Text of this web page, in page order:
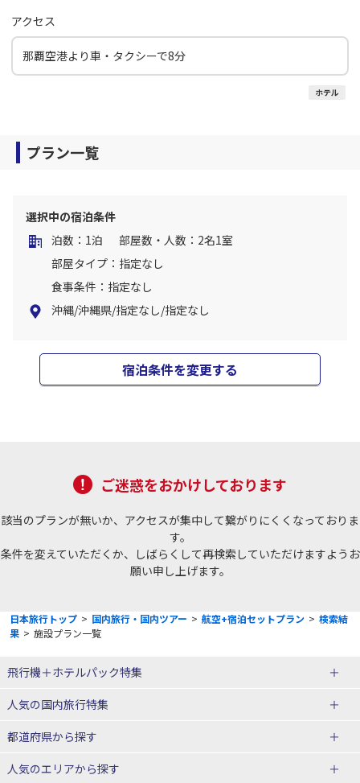
アクセス
那覇空港より車・タクシーで8分
ホテル
プラン一覧
選択中の宿泊条件
泊数：1泊
部屋数・人数：2名1室
部屋タイプ：指定なし
食事条件：指定なし
沖縄/沖縄県/指定なし/指定なし
宿泊条件を変更する
ご迷惑をおかけしております
該当のプランが無いか、アクセスが集中して繋がりにくくなっておりま
す。
条件を変えていただくか、しばらくして再検索していただけますようお
願い申し上げます。
日本旅行トップ > 国内旅行・国内ツアー > 航空+宿泊セットプラン > 検索結
果 > 施設プラン一覧
飛行機＋ホテルパック特集
赤い風船ダイナミックパッケージ
ＪＡＬで行く飛行機+ホテルパック
人気の国内旅行特集
東京ディズニーリゾート®への旅
ユニバーサル・スタジオ・ジャパ
都道府県から探す
人気のエリアから探す